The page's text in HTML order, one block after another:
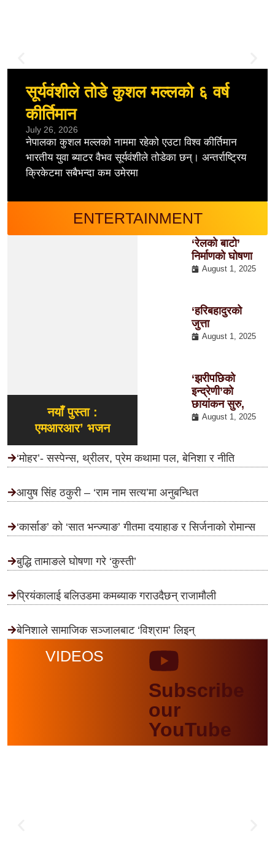
सूर्यवंशीले तोडे कुशल मल्लको ६ वर्ष
कीर्तिमान
July 26, 2026
नेपालका कुशल मल्लको नाममा रहेको एउटा विश्व कीर्तिमान
भारतीय युवा ब्याटर वैभव सूर्यवंशीले तोडेका छन्। अन्तर्राष्ट्रिय
क्रिकेटमा सबैभन्दा कम उमेरमा
ENTERTAINMENT
नयाँ पुस्ता :
एमआरआर’ भजन
‘रेलको बाटो’
निर्माणको घोषणा
August 1, 2025
‘हरिबहादुरको
जुत्ता
August 1, 2025
‘झरीपछिको
इन्द्रेणी’को
छायांकन सुरु,
August 1, 2025
‘मोहर’- सस्पेन्स, थ्रीलर, प्रेम कथामा पल, बेनिशा र नीति
आयुष सिंह ठकुरी – ‘राम नाम सत्य’मा अनुबन्धित
‘कार्साङ’ को ‘सात भन्ज्याङ’ गीतमा दयाहाङ र सिर्जनाको रोमान्स
बुद्धि तामाङले घोषणा गरे ‘कुस्ती’
प्रियंकालाई बलिउडमा कमब्याक गराउदैछन् राजामौली
बेनिशाले सामाजिक सञ्जालबाट ‘विश्राम’ लिइन्
VIDEOS
Subscribe
our
YouTube